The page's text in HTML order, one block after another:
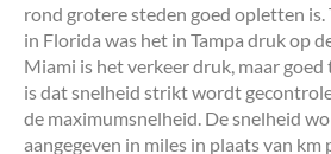
rond grotere steden goed opletten
in Florida was het in Tampa druk op
Miami is het verkeer druk, maar
is dat snelheid strikt wordt
de maximumsnelheid. De snelheid
aangegeven in miles in plaats van km